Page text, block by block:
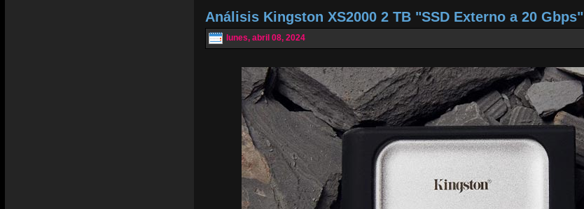
Análisis Kingston XS2000 2 TB "SSD Externo a 20 Gbps"
lunes, abril 08, 2024